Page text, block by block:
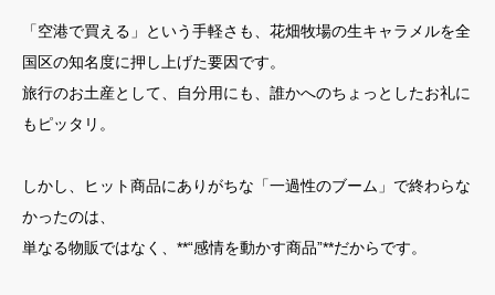
「空港で買える」という手軽さも、花畑牧場の生キャラメルを全
国区の知名度に押し上げた要因です。
旅行のお土産として、自分用にも、誰かへのちょっとしたお礼に
もピッタリ。
しかし、ヒット商品にありがちな「一過性のブーム」で終わらな
かったのは、
単なる物販ではなく、**“感情を動かす商品”**だからです。